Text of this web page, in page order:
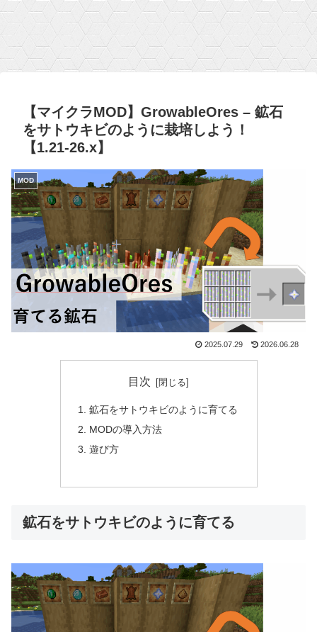
【マイクラMOD】GrowableOres – 鉱石
をサトウキビのように栽培しよう！
【1.21-26.x】
MOD
2025.07.29 2026.06.28
目次
鉱石をサトウキビのように育てる
MODの導入方法
遊び方
鉱石をサトウキビのように育てる